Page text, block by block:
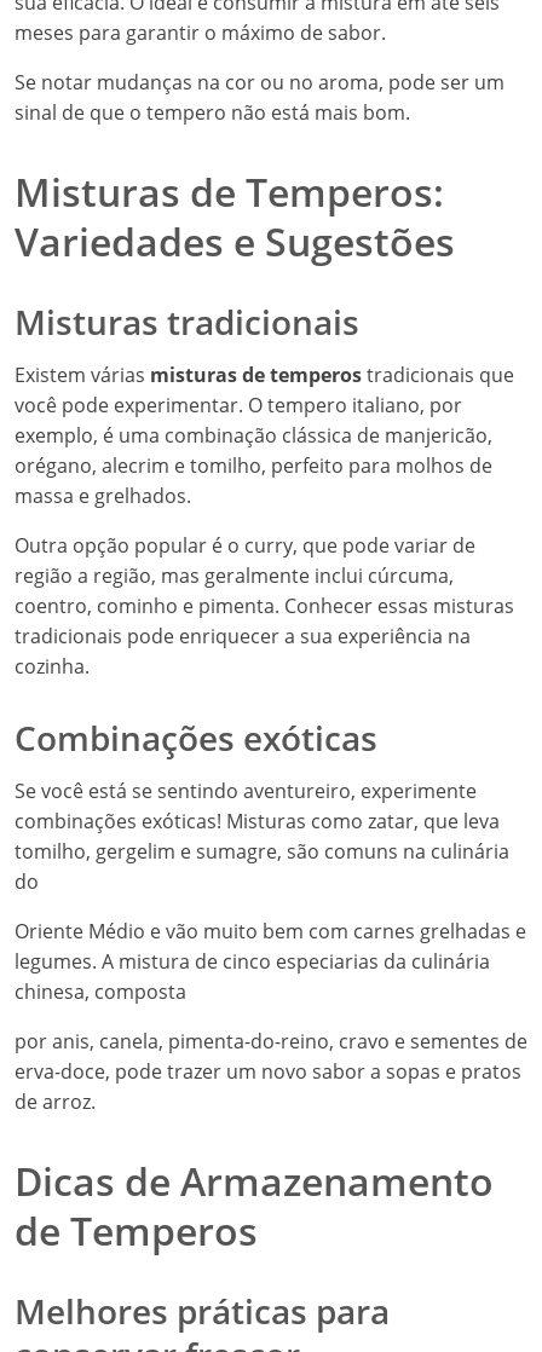
meses para garantir o máximo de sabor.
Se notar mudanças na cor ou no aroma, pode ser um
sinal de que o tempero não está mais bom.
Misturas de Temperos:
Variedades e Sugestões
Misturas tradicionais
Existem várias misturas de temperostradicionais que
você pode experimentar. O tempero italiano, por
exemplo, é uma combinação clássica de manjericão,
orégano, alecrim e tomilho, perfeito para molhos de
massa e grelhados.
Outra opção popular é o curry, que pode variar de
região a região, mas geralmente inclui cúrcuma,
coentro, cominho e pimenta. Conhecer essas misturas
tradicionais pode enriquecer a sua experiência na
cozinha.
Combinações exóticas
Se você está se sentindo aventureiro, experimente
combinações exóticas! Misturas como zatar, que leva
tomilho, gergelim e sumagre, são comuns na culinária
do
Oriente Médio e vão muito bem com carnes grelhadas e
legumes. A mistura de cinco especiarias da culinária
chinesa, composta
por anis, canela, pimenta-do-reino, cravo e sementes de
erva-doce, pode trazer um novo sabor a sopas e pratos
de arroz.
Dicas de Armazenamento
de Temperos
Melhores práticas para